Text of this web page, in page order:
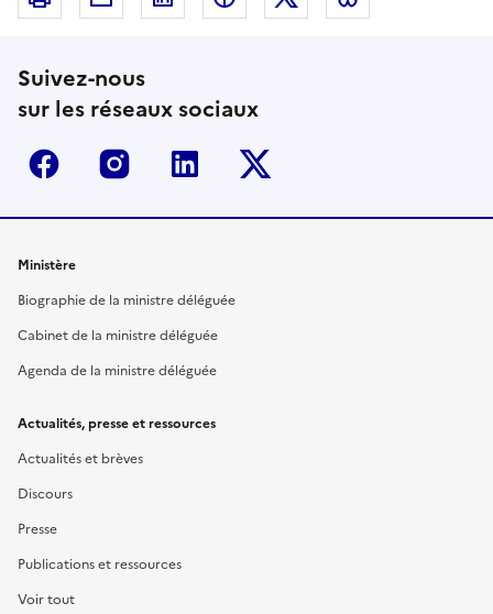
Suivez-nous
sur les réseaux sociaux
Facebook InstagramLinkedin
Ministère
Biographie de la ministre déléguée
Cabinet de la ministre déléguée
Agenda de la ministre déléguée
Actualités, presse et ressources
Actualités et brèves
Discours
Presse
Publications et ressources
Voir tout